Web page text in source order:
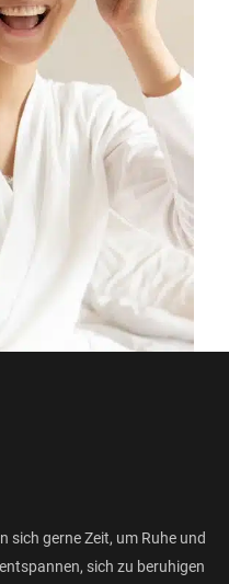
sich gerne Zeit, um Ruhe und
sich zu beruhigen